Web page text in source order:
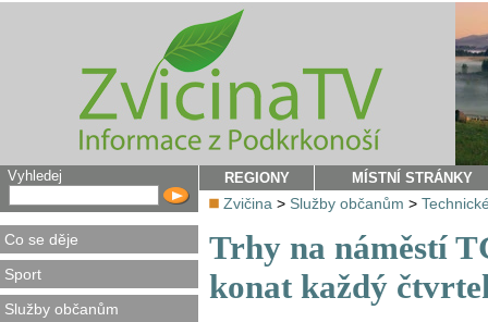
Vyhledej
Co se děje
Sport
Služby občanům
REGIONY MÍSTNÍ STRÁNKY
Zvičina > Služby občanům >
Trhy na náměstí
konat každý